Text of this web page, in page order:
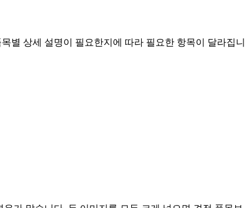
별 상세 설명이 필요한지에 따라 필요한 항목이 달라집니